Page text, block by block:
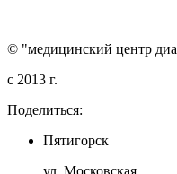
© "медицинский центр
c 2013 г.
Поделиться:
Пятигорск
ул. Московская